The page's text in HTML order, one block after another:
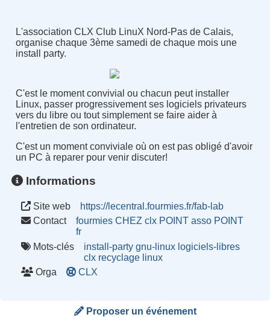
L'association CLX Club LinuX Nord-Pas de Calais,
organise chaque 3ème samedi de chaque mois une
install party.
C'est le moment convivial ou chacun peut installer
Linux, passer progressivement ses logiciels privateurs
vers du libre ou tout simplement se faire aider à
l'entretien de son ordinateur.
C'est un moment conviviale où on est pas obligé d'avoir
un PC à reparer pour venir discuter!
Informations
Site web
https://lecentral.fourmies.fr/fab-lab
Contact
fourmies CHEZ clx POINT asso POINT
fr
Mots-clés
install-party gnu-linux logiciels-libres
clx recyclage linux
Orga
CLX
Proposer un événement